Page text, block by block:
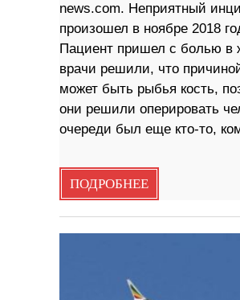
news.com. Неприятный
произошел в ноябре 2018
Пациент пришел с болью в
врачи решили, что
может быть рыбья кость,
они решили оперировать
очереди был еще кто-то,
ПОДРОБНЕЕ